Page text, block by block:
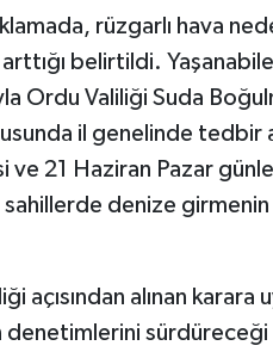
rüzgarlı hava
arttığı belirtildi.
Ordu Valiliği Suda
il genelinde tedbir
ve 21 Haziran Pazar
denize girmenin
açısından alınan karara
denetimlerini